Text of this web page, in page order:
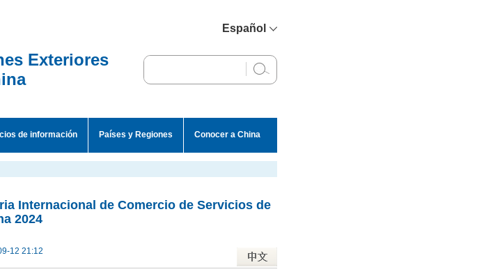
Español
English
Exteriores
de información Países y Regiones Conocer a China
Internacional de Comercio de Servicios de
2024
12 21:12